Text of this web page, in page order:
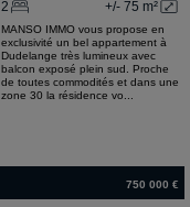
+/- 75 m²
2
MANSO IMMO vous propose en
exclusivité un bel appartement à
Dudelange très lumineux avec
balcon exposé plein sud. Proche
de toutes commodités et dans une
zone 30 la résidence vo...
750 000 €